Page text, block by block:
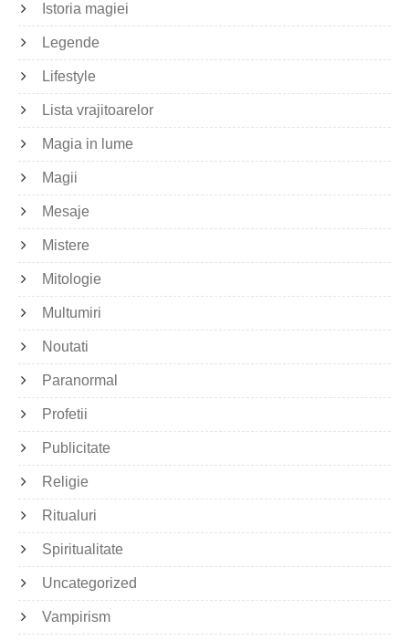
Istoria magiei
Legende
Lifestyle
Lista vrajitoarelor
Magia in lume
Magii
Mesaje
Mistere
Mitologie
Multumiri
Noutati
Paranormal
Profetii
Publicitate
Religie
Ritualuri
Spiritualitate
Uncategorized
Vampirism